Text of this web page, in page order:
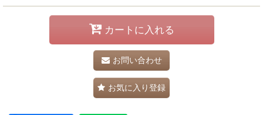
カートに入れる
お問い合わせ
お気に入り登録